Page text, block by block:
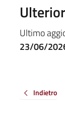
Ultimo
23/06/
Indietro